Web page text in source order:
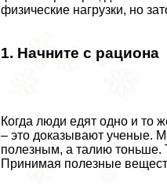
физические нагрузки, но
1. Начните с рациона
Когда люди едят одно и то
– это доказывают ученые.
полезным, а талию тоньше.
Принимая полезные